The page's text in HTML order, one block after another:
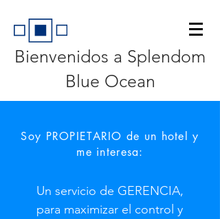
Bienvenidos a Splendom
Blue Ocean
Soy PROPIETARIO de un hotel y
me interesa:
Un servicio de GERENCIA,
para maximizar el control y